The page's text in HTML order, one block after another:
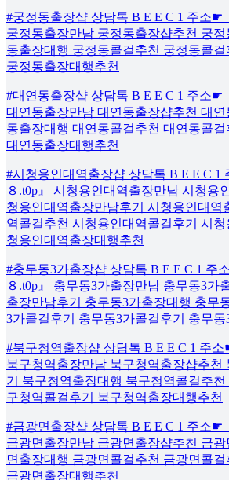
#궁정동출장샵 상담톡 B E E C 1 주소☛
궁정동출장만남 궁정동출장샵추천 궁
동출장대행 궁정동콜걸추천 궁정동콜걸
궁정동출장대행추천
#대연동출장샵 상담톡 B E E C 1 주소☛
대연동출장만남 대연동출장샵추천 대
동출장대행 대연동콜걸추천 대연동콜걸
대연동출장대행추천
#시청용인대역출장샵 상담톡 B E E C 1
８.t0p』 시청용인대역출장만남 시청용
청용인대역출장만남후기 시청용인대역
역콜걸추천 시청용인대역콜걸후기 시청
청용인대역출장대행추천
#충무동3가출장샵 상담톡 B E E C 1 주
８.t0p』 충무동3가출장만남 충무동3가
출장만남후기 충무동3가출장대행 충무
3가콜걸후기 충무동3가콜걸후기 충무동
#북구청역출장샵 상담톡 B E E C 1 주소
북구청역출장만남 북구청역출장샵추천
기 북구청역출장대행 북구청역콜걸추
구청역콜걸후기 북구청역출장대행추천
#금광면출장샵 상담톡 B E E C 1 주소☛
금광면출장만남 금광면출장샵추천 금
면출장대행 금광면콜걸추천 금광면콜걸
금광면출장대행추천